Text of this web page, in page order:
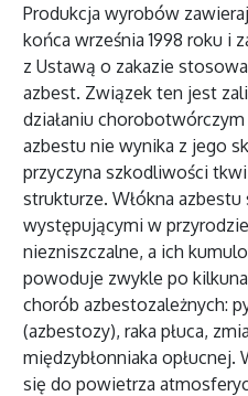
Produkcja wyrobów
końca września 1998 roku i
z Ustawą o zakazie
azbest. Związek ten jest
działaniu
azbestu nie wynika z jego
przyczyna szkodliwości
strukturze. Włókna
występującymi w
niezniszczalne, a ich
powoduje zwykle po
chorób azbestozależnych:
(azbestozy), raka płuca,
międzybłonniaka opłucnej.
się do powietrza